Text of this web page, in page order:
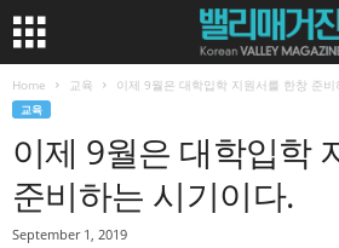
Home 교육 이제 9월은 대학입학 지원서를 한창 준비
교육
이제 9월은 대학입학
준비하는 시기이다.
September 1, 2019